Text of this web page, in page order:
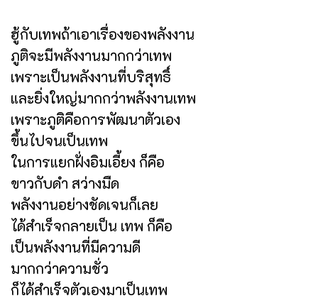
ฮู้กับเทพถ้าเอาเรื่องของพลังงาน
ภูติจะมีพลังงานมากกว่าเทพ
เพราะเป็นพลังงานที่บริสุทธิ์
และยิ่งใหญ่มากกว่าพลังงานเทพ
เพราะภูติคือการพัฒนาตัวเอง
ขึ้นไปจนเป็นเทพ
ในการแยกฝั่งอิมเอี้ยง ก็คือ
ขาวกับดำ สว่างมืด
พลังงานอย่างชัดเจนก็เลย
ได้สำเร็จกลายเป็น เทพ ก็คือ
เป็นพลังงานที่มีความดี
มากกว่าความชั่ว
ก็ได้สำเร็จตัวเองมาเป็นเทพ